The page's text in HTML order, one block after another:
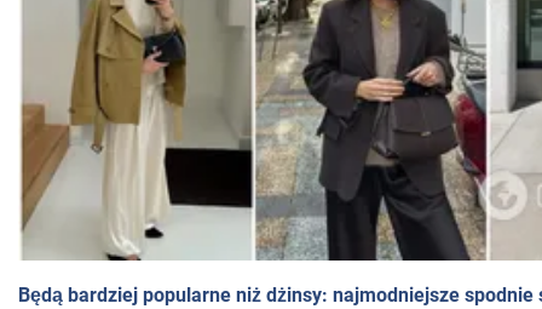
Będą bardziej popularne niż dżinsy: najmodniejsze spodnie